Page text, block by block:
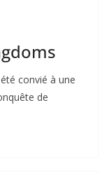
convié à une
de